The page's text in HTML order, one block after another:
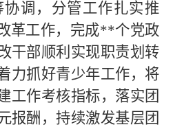
调，分管工作扎实推
革工作，完成**个党政
干部顺利实现职责划转
力抓好青少年工作，将
工作考核指标，落实团
报酬，持续激发基层团